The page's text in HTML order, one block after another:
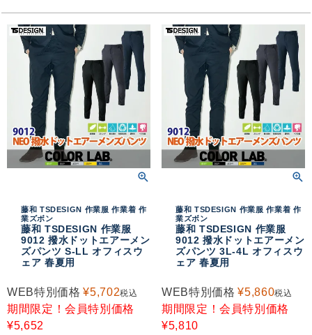
藤和 TSDESIGN 作業服 作業着 作
業ズボン
藤和 TSDESIGN 作業服
9012 撥水ドットエアーメン
ズパンツ S-LL オフィスウ
ェア 春夏用
WEB特別価格 ¥5,702税込
期間限定！会員特別価格
¥5,652
藤和 TSDESIGN 作業服 作業着 作
業ズボン
藤和 TSDESIGN 作業服
9012 撥水ドットエアーメン
ズパンツ 3L-4L オフィスウ
ェア 春夏用
WEB特別価格 ¥5,860税込
期間限定！会員特別価格
¥5,810